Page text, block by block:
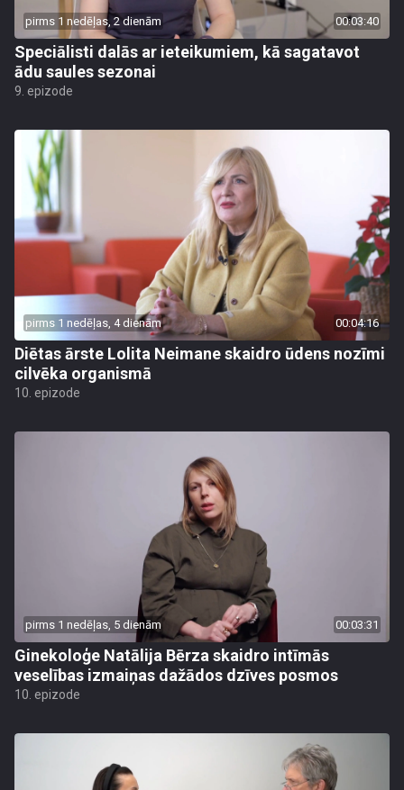
pirms 1 nedēļas, 2 dienām 00:03:40
Speciālisti dalās ar ieteikumiem, kā sagatavot
ādu saules sezonai
9. epizode
pirms 1 nedēļas, 4 dienām 00:04:16
Diētas ārste Lolita Neimane skaidro ūdens nozīmi
cilvēka organismā
10. epizode
pirms 1 nedēļas, 5 dienām 00:03:31
Ginekoloģe Natālija Bērza skaidro intīmās
veselības izmaiņas dažādos dzīves posmos
10. epizode